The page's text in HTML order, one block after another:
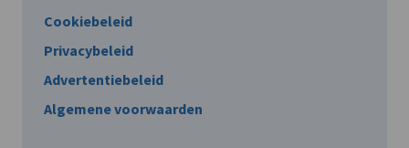
Cookiebeleid
Privacybeleid
Advertentiebeleid
Algemene voorwaarden